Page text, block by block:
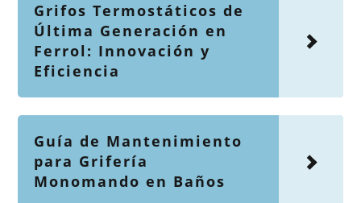
Grifos Termostáticos de
Última Generación en
Ferrol: Innovación y
Eficiencia
Guía de Mantenimiento
para Grifería
Monomando en Baños